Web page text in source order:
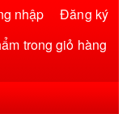
nhập
Đăng ký
trong giỏ hàng